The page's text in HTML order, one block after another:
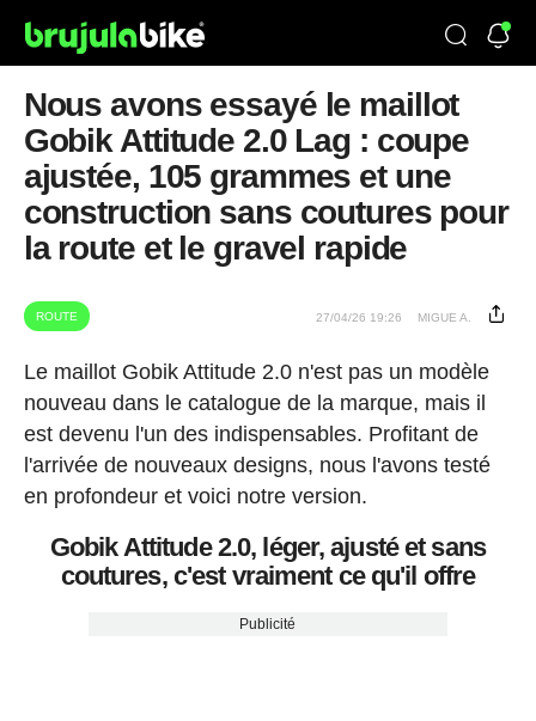
Nous avons essayé le maillot
Gobik Attitude 2.0 Lag : coupe
ajustée, 105 grammes et une
construction sans coutures pour
la route et le gravel rapide
ROUTE 27/04/26 19:26 MIGUE A.
Le maillot Gobik Attitude 2.0 n'est pas un modèle
nouveau dans le catalogue de la marque, mais il
est devenu l'un des indispensables. Profitant de
l'arrivée de nouveaux designs, nous l'avons testé
en profondeur et voici notre version.
Gobik Attitude 2.0, léger, ajusté et sans
coutures, c'est vraiment ce qu'il offre
Publicité